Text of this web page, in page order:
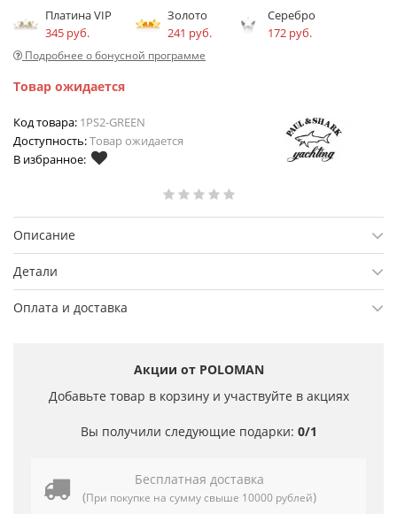
Платина VIP
345 руб.
Золото
241 руб.
Серебро
172 руб.
Подробнее о бонусной программе
Товар ожидается
Код товара: 1PS2-GREEN
Доступность:Товар ожидается
В избранное:
Описание
Детали
Оплата и доставка
Акции от POLOMAN
Добавьте товар в корзину и участвуйте в акциях
Вы получили следующие подарки: 0/1
Бесплатная доставка
(При покупке на сумму свыше 10000 рублей)